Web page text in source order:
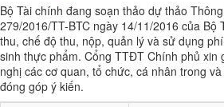
Bộ Tài chính đang soạn thảo dự thảo
279/2016/TT-BTC ngày 14/11/2016 của Bộ
thu, chế độ thu, nộp, quản lý và sử dụng
sinh thực phẩm. Cổng TTĐT Chính phủ xin
nghị các cơ quan, tổ chức, cá nhân trong
đóng góp ý kiến.